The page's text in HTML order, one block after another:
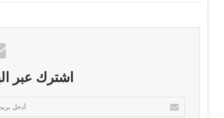
اشترك عبر